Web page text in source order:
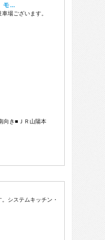
モ …
場ございます。
向き■ＪＲ山陽本
システムキッチン・